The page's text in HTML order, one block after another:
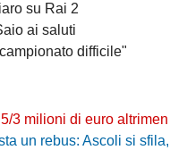
su Rai 2
ai saluti
difficile"
euro altrimenti resta a Pescara"
si sfila, il Catanzaro osserva